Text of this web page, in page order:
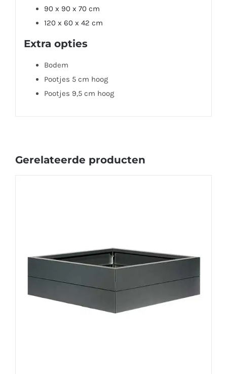
90 x 90 x 70 cm
120 x 60 x 42 cm
Extra opties
Bodem
Pootjes 5 cm hoog
Pootjes 9,5 cm hoog
Gerelateerde producten